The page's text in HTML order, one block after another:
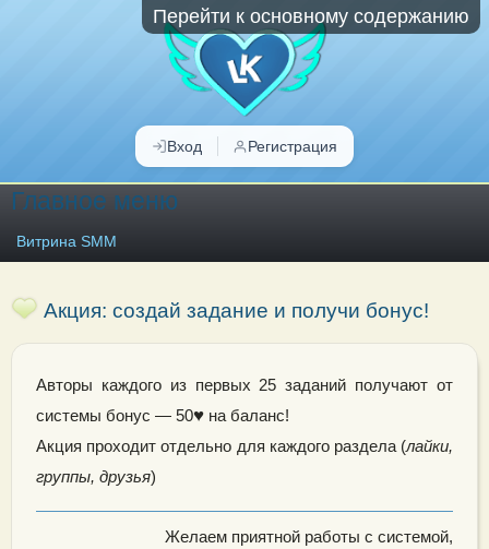
Перейти к основному содержанию
Вход Регистрация
Главное меню
Витрина SMM
Акция: создай задание и получи бонус!
Авторы каждого из первых 25 заданий получают от
системы бонус — 50♥на баланс!
Акция проходит отдельно для каждого раздела (лайки,
группы, друзья)
Желаем приятной работы с системой,